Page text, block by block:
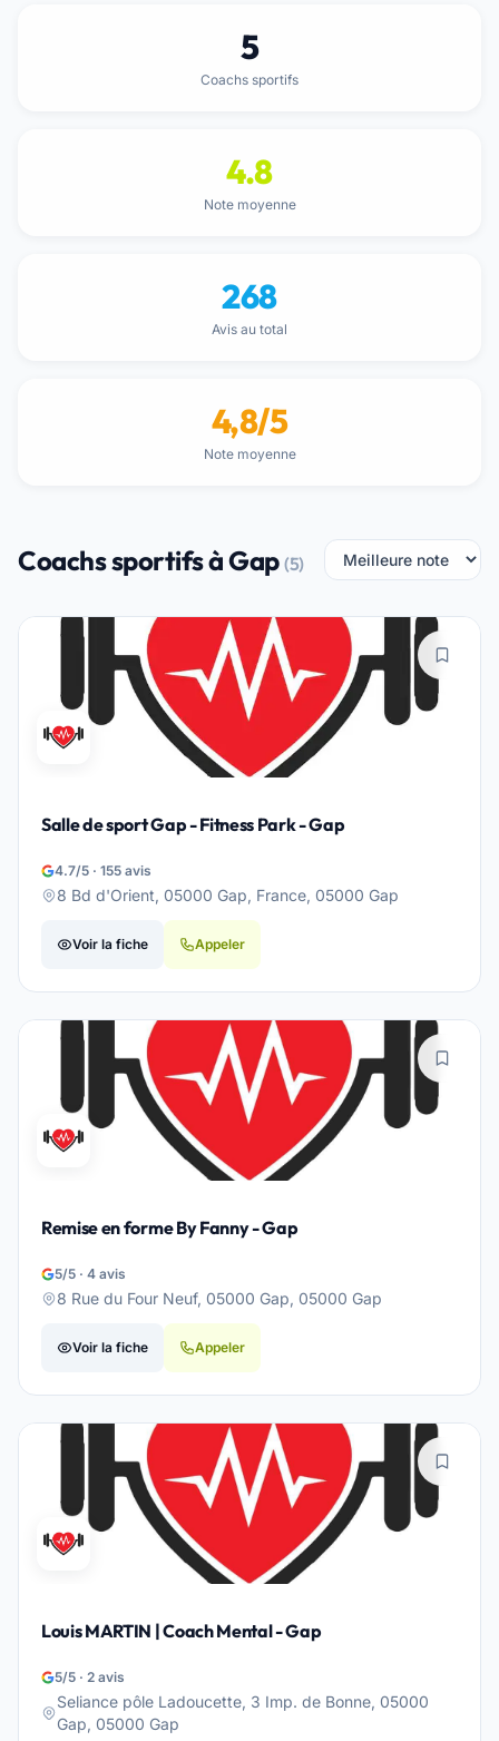
5
Coachs sportifs
4.8
Note moyenne
268
Avis au total
4,8/5
Note moyenne
Coachs sportifs à Gap(5)
Salle de sport Gap - Fitness Park - Gap
4.7/5 · 155 avis
8 Bd d'Orient, 05000 Gap, France, 05000 Gap
Voir la fiche Appeler
Remise en forme By Fanny - Gap
5/5 · 4 avis
8 Rue du Four Neuf, 05000 Gap, 05000 Gap
Voir la fiche Appeler
Louis MARTIN | Coach Mental - Gap
5/5 · 2 avis
Seliance pôle Ladoucette, 3 Imp. de Bonne, 05000
Gap, 05000 Gap